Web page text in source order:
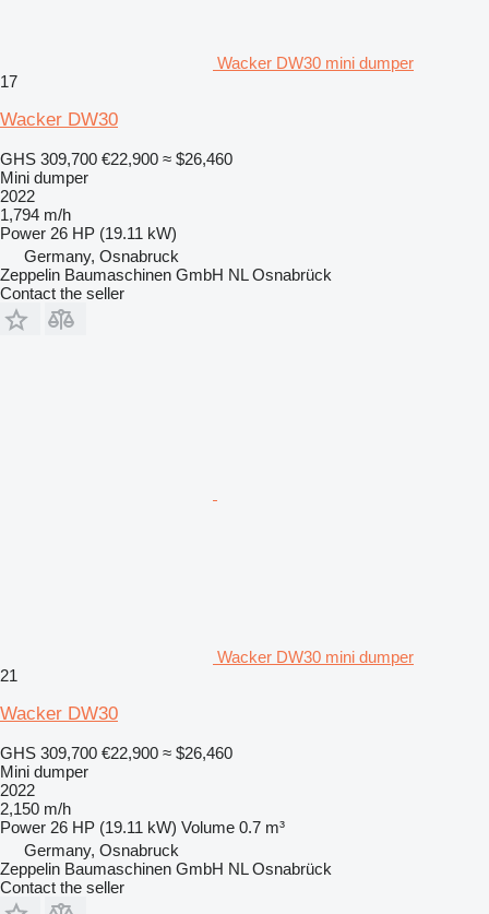
Wacker DW30 mini dumper
17
Wacker DW30
GHS 309,700 €22,900 ≈ $26,460
Mini dumper
2022
1,794 m/h
Power 26 HP (19.11 kW)
Germany, Osnabruck
Zeppelin Baumaschinen GmbH NL Osnabrück
Contact the seller
Wacker DW30 mini dumper
21
Wacker DW30
GHS 309,700 €22,900 ≈ $26,460
Mini dumper
2022
2,150 m/h
Power 26 HP (19.11 kW) Volume 0.7 m³
Germany, Osnabruck
Zeppelin Baumaschinen GmbH NL Osnabrück
Contact the seller